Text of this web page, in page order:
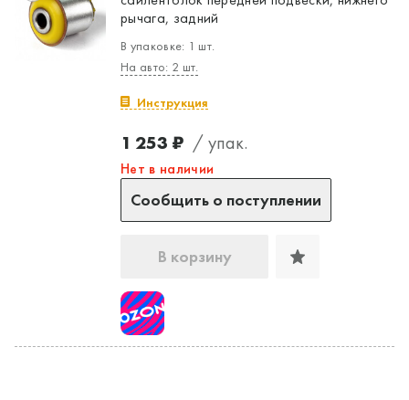
рычага, задний
В упаковке: 1 шт.
На авто: 2 шт.
Инструкция
1 253 ₽ / упак.
Нет в наличии
Сообщить о поступлении
В корзину